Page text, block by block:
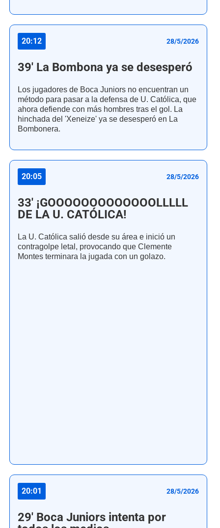
20:12 28/5/2026
39' La Bombona ya se desesperó
Los jugadores de Boca Juniors no encuentran un
método para pasar a la defensa de U. Católica, que
ahora defiende con más hombres tras el gol. La
hinchada del 'Xeneize' ya se desesperó en La
Bombonera.
20:05 28/5/2026
33' ¡GOOOOOOOOOOOOOLLLLL
DE LA U. CATÓLICA!
La U. Católica salió desde su área e inició un
contragolpe letal, provocando que Clemente
Montes terminara la jugada con un golazo.
20:01 28/5/2026
29' Boca Juniors intenta por